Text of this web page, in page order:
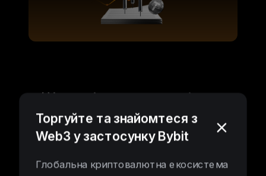
Широкі можливості вже
поруч
Торгуйте та знайомтеся з
Web3 у застосунку Bybit
Глобальна криптовалютна екосистема